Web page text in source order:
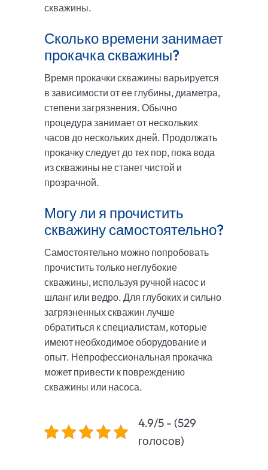
скважины.
Сколько времени занимает
прокачка скважины?
Время прокачки скважины варьируется
в зависимости от ее глубины, диаметра,
степени загрязнения. Обычно
процедура занимает от нескольких
часов до нескольких дней. Продолжать
прокачку следует до тех пор, пока вода
из скважины не станет чистой и
прозрачной.
Могу ли я прочистить
скважину самостоятельно?
Самостоятельно можно попробовать
прочистить только неглубокие
скважины, используя ручной насос и
шланг или ведро. Для глубоких и сильно
загрязненных скважин лучше
обратиться к специалистам, которые
имеют необходимое оборудование и
опыт. Непрофессиональная прокачка
может привести к повреждению
скважины или насоса.
4.9/5 - (529
голосов)